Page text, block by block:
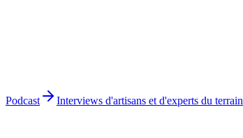
Podcast Interviews d'artisans et d'experts du terrain